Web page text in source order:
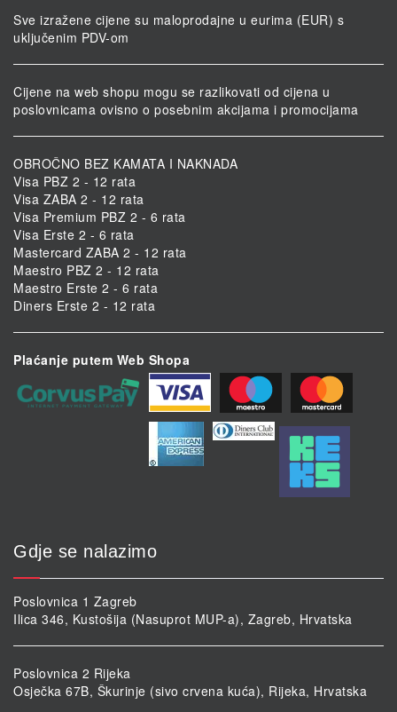
Sve izražene cijene su maloprodajne u eurima (EUR) s
uključenim PDV-om
Cijene na web shopu mogu se razlikovati od cijena u
poslovnicama ovisno o posebnim akcijama i promocijama
OBROČNO BEZ KAMATA I NAKNADA
Visa PBZ 2 - 12 rata
Visa ZABA 2 - 12 rata
Visa Premium PBZ 2 - 6 rata
Visa Erste 2 - 6 rata
Mastercard ZABA 2 - 12 rata
Maestro PBZ 2 - 12 rata
Maestro Erste 2 - 6 rata
Diners Erste 2 - 12 rata
Plaćanje putem Web Shopa
Gdje se nalazimo
Poslovnica 1 Zagreb
Ilica 346, Kustošija (Nasuprot MUP-a), Zagreb, Hrvatska
Poslovnica 2 Rijeka
Osječka 67B, Škurinje (sivo crvena kuća), Rijeka, Hrvatska